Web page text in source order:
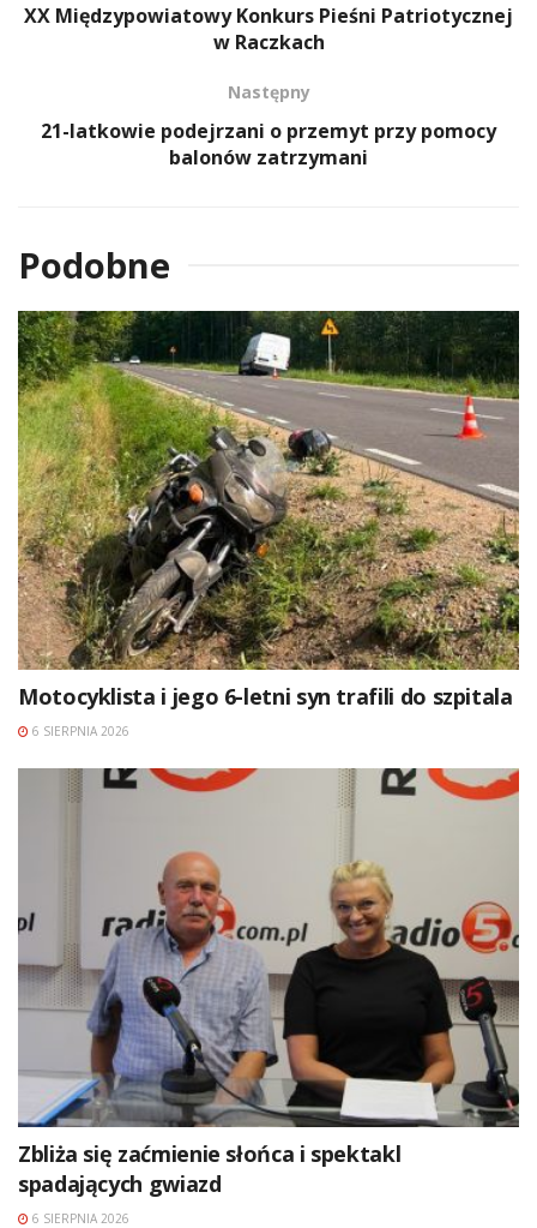
XX Międzypowiatowy Konkurs Pieśni Patriotycznej
w Raczkach
Następny
21-latkowie podejrzani o przemyt przy pomocy
balonów zatrzymani
Podobne
Motocyklista i jego 6-letni syn trafili do szpitala
6 SIERPNIA 2026
Zbliża się zaćmienie słońca i spektakl
spadających gwiazd
6 SIERPNIA 2026